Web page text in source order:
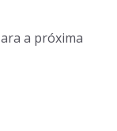
a próxima